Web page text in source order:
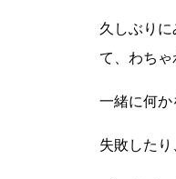
久しぶり
て、わちゃ
一緒に何か
失敗したり